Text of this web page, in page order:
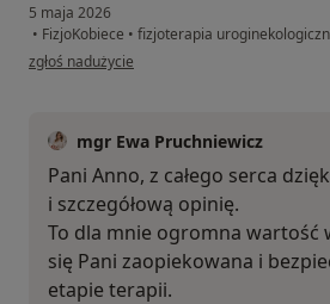
5 maja 2026
• FizjoKobiece • fizjoterapia
w opinii użytkownika Anna G
zgłoś nadużycie
mgr Ewa Pruchniewicz
Pani Anno, z całego serca
i szczegółową opinię.
To dla mnie ogromna wartość
się Pani zaopiekowana i
etapie terapii.